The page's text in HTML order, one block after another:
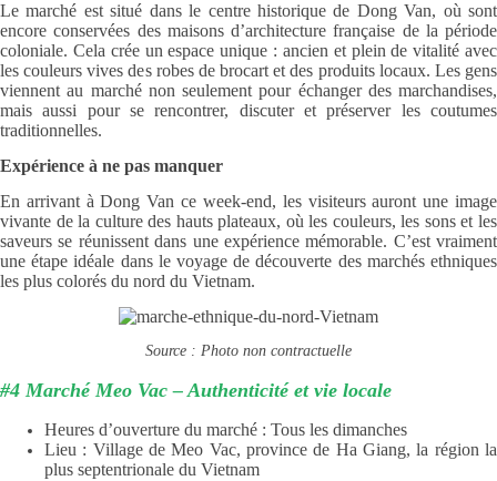
Le marché est situé dans le centre historique de Dong Van, où sont
encore conservées des maisons d’architecture française de la période
coloniale. Cela crée un espace unique : ancien et plein de vitalité avec
les couleurs vives des robes de brocart et des produits locaux. Les gens
viennent au marché non seulement pour échanger des marchandises,
mais aussi pour se rencontrer, discuter et préserver les coutumes
traditionnelles.
Expérience à ne pas manquer
En arrivant à Dong Van ce week-end, les visiteurs auront une image
vivante de la culture des hauts plateaux, où les couleurs, les sons et les
saveurs se réunissent dans une expérience mémorable. C’est vraiment
une étape idéale dans le voyage de découverte des marchés ethniques
les plus colorés du nord du Vietnam.
Source : Photo non contractuelle
#4 Marché Meo Vac – Authenticité et vie locale
Heures d’ouverture du marché : Tous les dimanches
Lieu : Village de Meo Vac, province de Ha Giang, la région la
plus septentrionale du Vietnam